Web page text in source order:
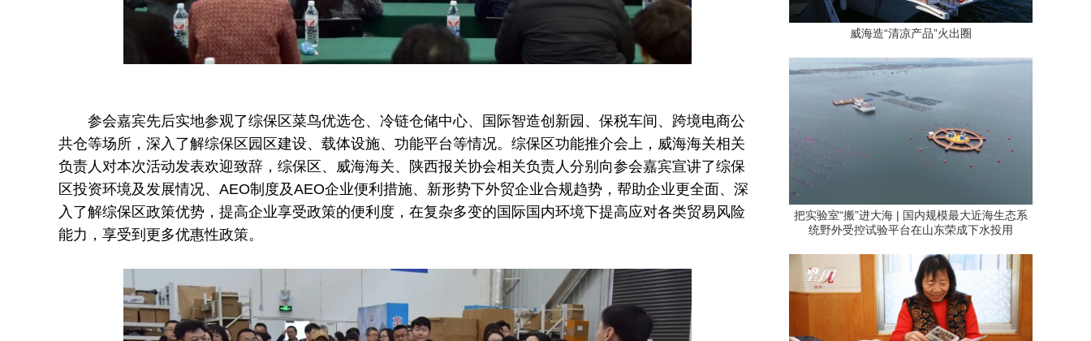
参会嘉宾先后实地参观了综保区菜鸟优选仓、冷链仓储中心、国际智造创新园、保税车间、跨境电商公
共仓等场所，深入了解综保区园区建设、载体设施、功能平台等情况。综保区功能推介会上，威海海关相关
负责人对本次活动发表欢迎致辞，综保区、威海海关、陕西报关协会相关负责人分别向参会嘉宾宣讲了综保
区投资环境及发展情况、AEO制度及AEO企业便利措施、新形势下外贸企业合规趋势，帮助企业更全面、深
入了解综保区政策优势，提高企业享受政策的便利度，在复杂多变的国际国内环境下提高应对各类贸易风险
能力，享受到更多优惠性政策。
威海造“清凉产品”火出圈
把实验室“搬”进大海 | 国内规模最大近海生态系
统野外受控试验平台在山东荣成下水投用